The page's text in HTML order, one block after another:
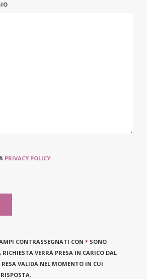
PRIVACY POLICY
CONTRASSEGNATI CON * SONO
VERRÀ PRESA IN CARICO DAL
RESA VALIDA NEL MOMENTO IN CUI